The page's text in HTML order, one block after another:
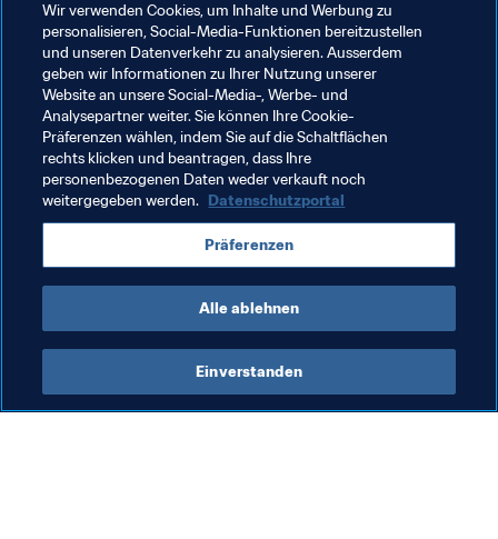
Fanerlebnisausschusses zu finden, an dem auch Arsène
Wenger in seiner Eigenschaft als FIFA-Direktor für
globale Fussballförderung teilnahm.
Verwandte Themen
Innovation
Wir verwenden Cookies, um Inhalte und Werbung zu
personalisieren, Social-Media-Funktionen bereitzustellen
und unseren Datenverkehr zu analysieren. Ausserdem
geben wir Informationen zu Ihrer Nutzung unserer
Website an unsere Social-Media-, Werbe- und
Analysepartner weiter. Sie können Ihre Cookie-
Präferenzen wählen, indem Sie auf die Schaltflächen
rechts klicken und beantragen, dass Ihre
personenbezogenen Daten weder verkauft noch
weitergegeben werden. Datenschutzportal
Präferenzen
Alle ablehnen
Einverstanden